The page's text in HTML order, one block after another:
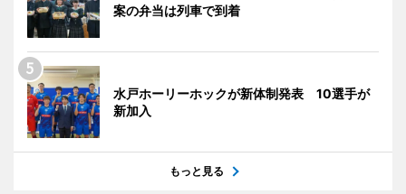
案の弁当は列車で到着
水戸ホーリーホックが新体制発表 10選手が
新加入
もっと見る